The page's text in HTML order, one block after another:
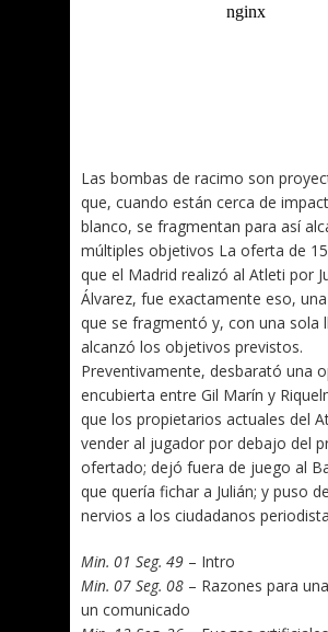
Las bombas de racimo son
que, cuando están cerca de
blanco, se fragmentan para así
múltiples objetivos La oferta de
que el Madrid realizó al Atleti por
Álvarez, fue exactamente eso,
que se fragmentó y, con una sola
alcanzó los objetivos previstos.
Preventivamente, desbarató una
encubierta entre Gil Marín y
que los propietarios actuales del
vender al jugador por debajo del
ofertado; dejó fuera de juego al
que quería fichar a Julián; y puso
nervios a los ciudadanos
Min. 01 Seg. 49 – Intro
Min. 07 Seg. 08 – Razones para
un comunicado